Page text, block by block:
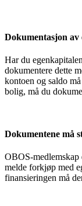
Dokumentasjon av
Har du
dokumentere dette
kontoen og saldo
bolig, må du
Dokumentene må
OBOS-medlemskap
melde forkjøp med
finansieringen må